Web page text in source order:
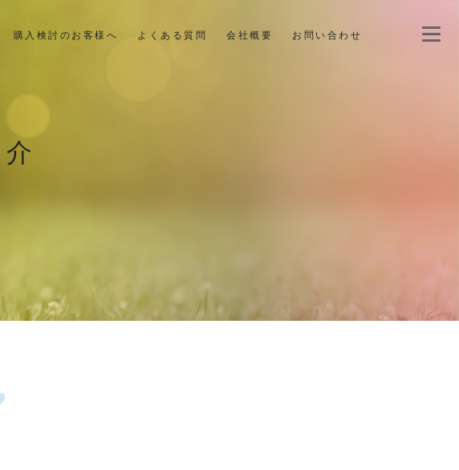
購入検討のお客様へ よくある質問 会社概要 お問い合わせ